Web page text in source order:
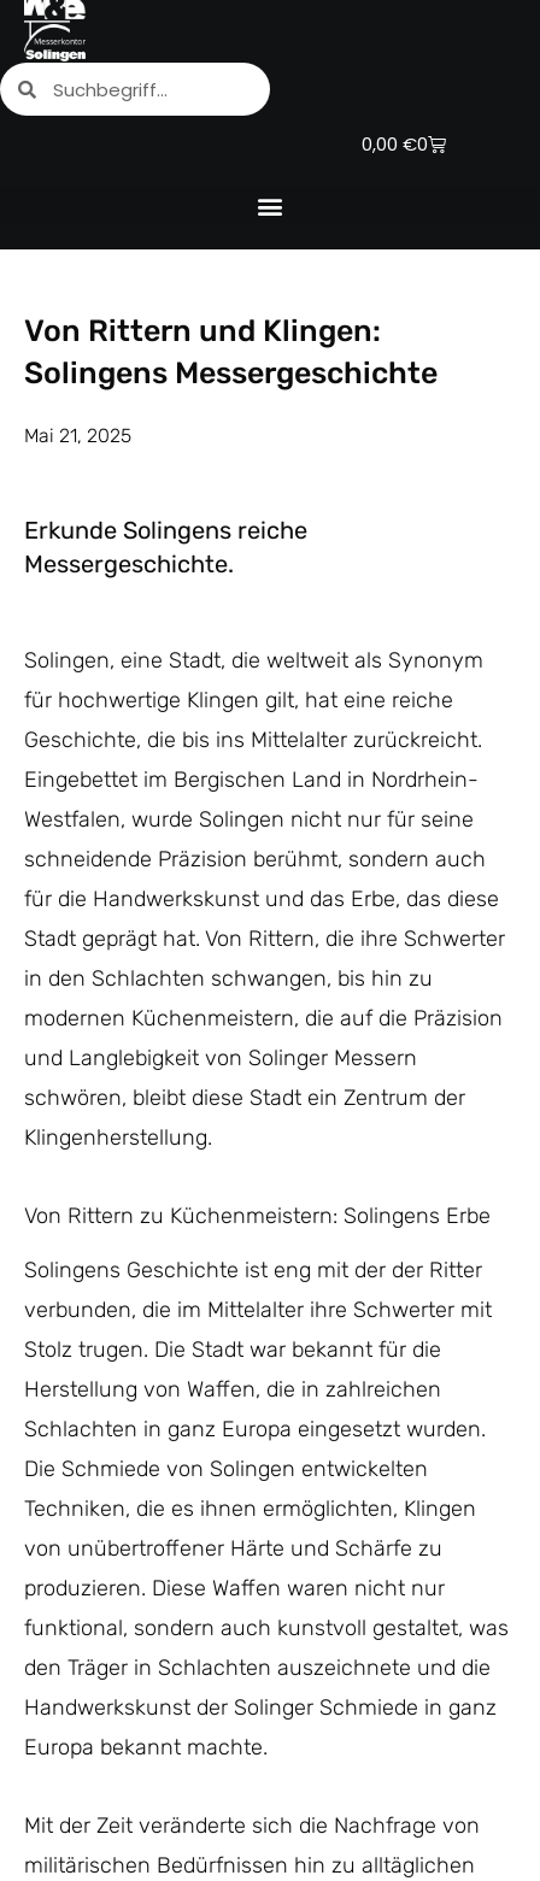
Zum
Inhalt
springen
SucheSuche
0,00 €0
Warenkorb
Von Rittern und Klingen:
Solingens Messergeschichte
Mai 21, 2025
Erkunde Solingens reiche
Messergeschichte.
Solingen, eine Stadt, die weltweit als Synonym
für hochwertige Klingen gilt, hat eine reiche
Geschichte, die bis ins Mittelalter zurückreicht.
Eingebettet im Bergischen Land in Nordrhein-
Westfalen, wurde Solingen nicht nur für seine
schneidende Präzision berühmt, sondern auch
für die Handwerkskunst und das Erbe, das diese
Stadt geprägt hat. Von Rittern, die ihre Schwerter
in den Schlachten schwangen, bis hin zu
modernen Küchenmeistern, die auf die Präzision
und Langlebigkeit von Solinger Messern
schwören, bleibt diese Stadt ein Zentrum der
Klingenherstellung.
Von Rittern zu Küchenmeistern: Solingens Erbe
Solingens Geschichte ist eng mit der der Ritter
verbunden, die im Mittelalter ihre Schwerter mit
Stolz trugen. Die Stadt war bekannt für die
Herstellung von Waffen, die in zahlreichen
Schlachten in ganz Europa eingesetzt wurden.
Die Schmiede von Solingen entwickelten
Techniken, die es ihnen ermöglichten, Klingen
von unübertroffener Härte und Schärfe zu
produzieren. Diese Waffen waren nicht nur
funktional, sondern auch kunstvoll gestaltet, was
den Träger in Schlachten auszeichnete und die
Handwerkskunst der Solinger Schmiede in ganz
Europa bekannt machte.
Mit der Zeit veränderte sich die Nachfrage von
militärischen Bedürfnissen hin zu alltäglichen